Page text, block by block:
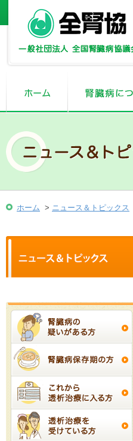
ホーム > ニュース＆トピックス